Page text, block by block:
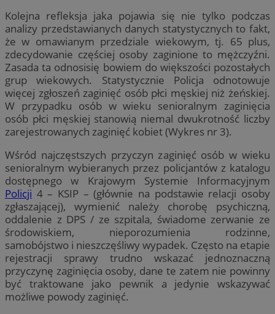
Kolejna refleksja jaka pojawia się nie tylko podczas
analizy przedstawianych danych statystycznych to fakt,
że w omawianym przedziale wiekowym, tj. 65 plus,
zdecydowanie częściej osoby zaginione to mężczyźni.
Zasada ta odnosisię bowiem do większości pozostałych
grup wiekowych. Statystycznie Policja odnotowuje
więcej zgłoszeń zaginięć osób płci męskiej niż żeńskiej.
W przypadku osób w wieku senioralnym zaginięcia
osób płci męskiej stanowią niemal dwukrotność liczby
zarejestrowanych zaginięć kobiet (Wykres nr 3).
Wśród najczęstszych przyczyn zaginięć osób w wieku
senioralnym wybieranych przez policjantów z katalogu
dostępnego w Krajowym Systemie Informacyjnym
Policji 4 – KSIP – (głównie na podstawie relacji osoby
zgłaszającej), wymienić należy chorobę psychiczną,
oddalenie z DPS / ze szpitala, świadome zerwanie ze
środowiskiem, nieporozumienia rodzinne,
samobójstwo i nieszczęśliwy wypadek. Często na etapie
rejestracji sprawy trudno wskazać jednoznaczną
przyczynę zaginięcia osoby, dane te zatem nie powinny
być traktowane jako pewnik a jedynie wskazywać
możliwe powody zaginięć.